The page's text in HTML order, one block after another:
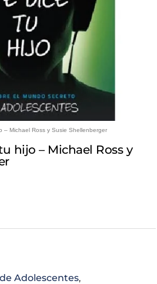
– Michael Ross y Susie Shellenberger
hijo – Michael Ross y
Adolescentes,